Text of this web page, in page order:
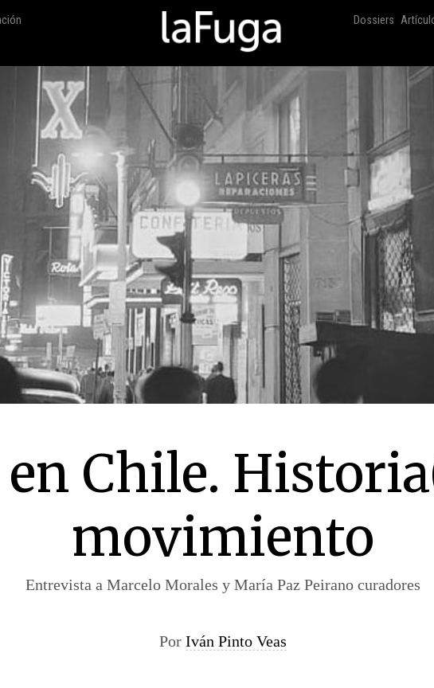
Dossiers
Chile.
movimiento
Entrevista a Marcelo Morales y María Paz Peirano curadores
Por Iván Pinto Veas